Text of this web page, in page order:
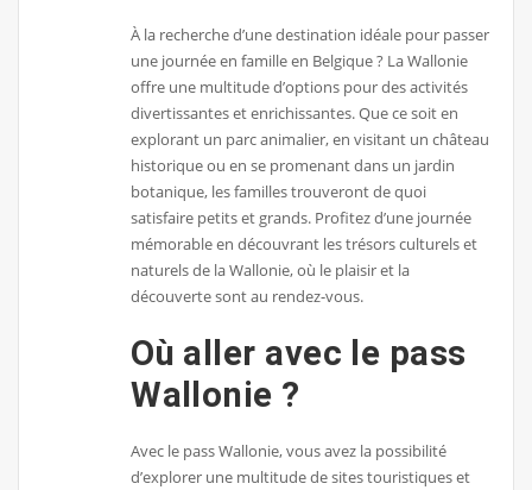
À la recherche d’une destination idéale pour passer
une journée en famille en Belgique ? La Wallonie
offre une multitude d’options pour des activités
divertissantes et enrichissantes. Que ce soit en
explorant un parc animalier, en visitant un château
historique ou en se promenant dans un jardin
botanique, les familles trouveront de quoi
satisfaire petits et grands. Profitez d’une journée
mémorable en découvrant les trésors culturels et
naturels de la Wallonie, où le plaisir et la
découverte sont au rendez-vous.
Où aller avec le pass
Wallonie ?
Avec le pass Wallonie, vous avez la possibilité
d’explorer une multitude de sites touristiques et